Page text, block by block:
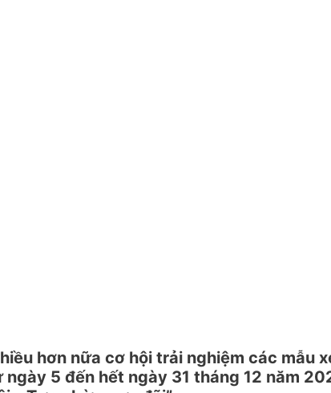
hơn nữa cơ hội trải nghiệm các mẫu
5 đến hết ngày 31 tháng 12 năm